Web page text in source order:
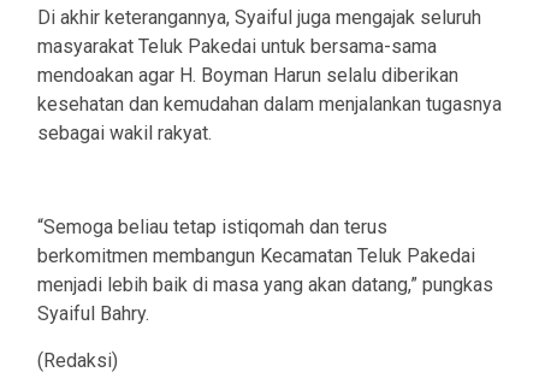
‎Di akhir keterangannya, Syaiful juga mengajak seluruh
masyarakat Teluk Pakedai untuk bersama-sama
mendoakan agar H. Boyman Harun selalu diberikan
kesehatan dan kemudahan dalam menjalankan tugasnya
sebagai wakil rakyat.
‎“Semoga beliau tetap istiqomah dan terus
berkomitmen membangun Kecamatan Teluk Pakedai
menjadi lebih baik di masa yang akan datang,” pungkas
Syaiful Bahry.
‎(Redaksi)